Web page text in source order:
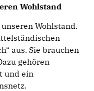
Wohlstand
Wohlstand.
aus. Sie brauchen
gehören
und ein